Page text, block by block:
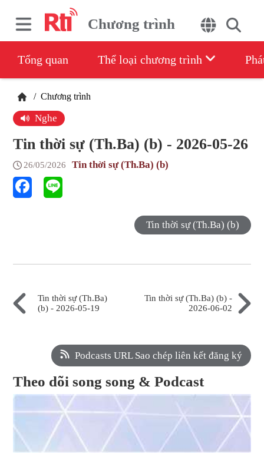
Chương trình
Tổng quan Thể loại chương trình
/ Chương trình
Nghe
Tin thời sự (Th.Ba) (b) - 2026-05-26
26/05/2026 Tin thời sự (Th.Ba) (b)
Tin thời sự (Th.Ba) (b)
Tin thời sự (Th.Ba)
(b) - 2026-05-19
Tin thời sự (Th.Ba) (b) -
2026-06-02
Podcasts URL Sao chép liên kết đăng ký
Theo dõi song song & Podcast